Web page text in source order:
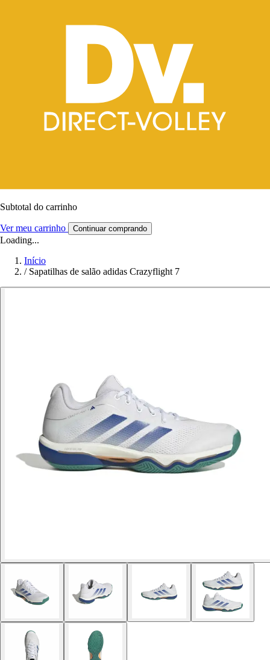
Subtotal do carrinho
Ver meu carrinho Continuar comprando
Loading...
Início
/ Sapatilhas de salão adidas Crazyflight 7